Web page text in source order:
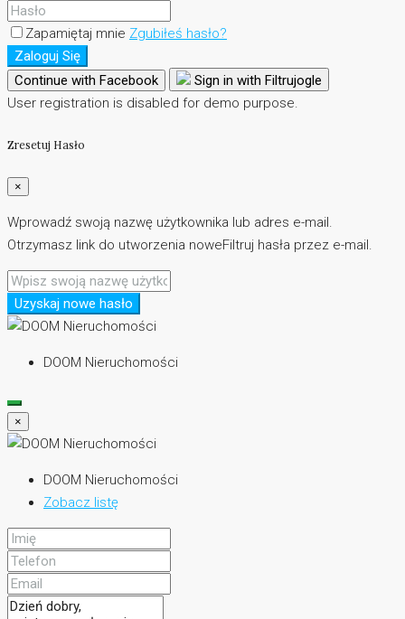
Zapamiętaj mnie Zgubiłeś hasło?
Zaloguj Się
Continue with Facebook
Sign in with Filtrujogle
User registration is disabled for demo purpose.
Zresetuj Hasło
×
Wprowadź swoją nazwę użytkownika lub adres e-mail.
Otrzymasz link do utworzenia noweFiltruj hasła przez e-mail.
Uzyskaj nowe hasło
DOOM Nieruchomości
×
DOOM Nieruchomości
Zobacz listę